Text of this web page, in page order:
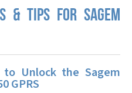
& TIPS FOR SAGEM
to Unlock the Sagem
GPRS